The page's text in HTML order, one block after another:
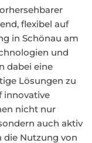
flexibel auf
in Schönau am
und
dabei eine
Lösungen zu
innovative
nicht nur
auch aktiv
die Nutzung von